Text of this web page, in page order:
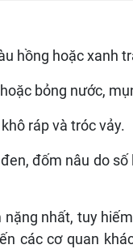
hồng hoặc xanh
bỏng nước,
ráp và tróc vảy.
đốm nâu do
nhất, tuy
các cơ quan